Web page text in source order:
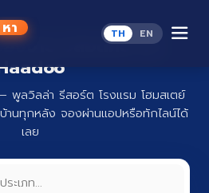
TH EN
องง่าย ปลอดภัย กับ
ลวิลล่า รีสอร์ต โรงแรม โฮมสเตย์
านทุกหลัง จองผ่านแอปหรือทักไลน์ได้
เลย